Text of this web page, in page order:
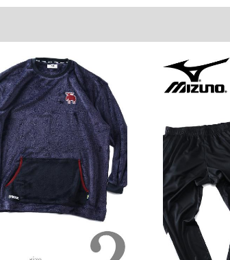
83 142 80
裾幅 股上
14 33
15
16 35
17
単位はcm
す。また、お客様がご使用の環境（コンピュータ画
ございます。予めご了承ください。
サイズ表記と異なる場合があります。お取り扱い前に
ておりますので店頭での売り違い、店舗からのお取り